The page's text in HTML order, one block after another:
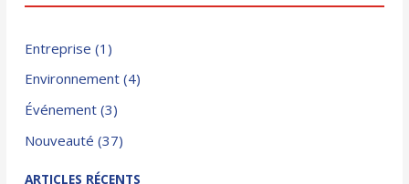
Entreprise (1)
Environnement (4)
Événement (3)
Nouveauté (37)
ARTICLES RÉCENTS